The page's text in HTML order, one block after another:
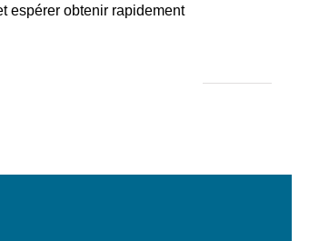
espérer obtenir rapidement